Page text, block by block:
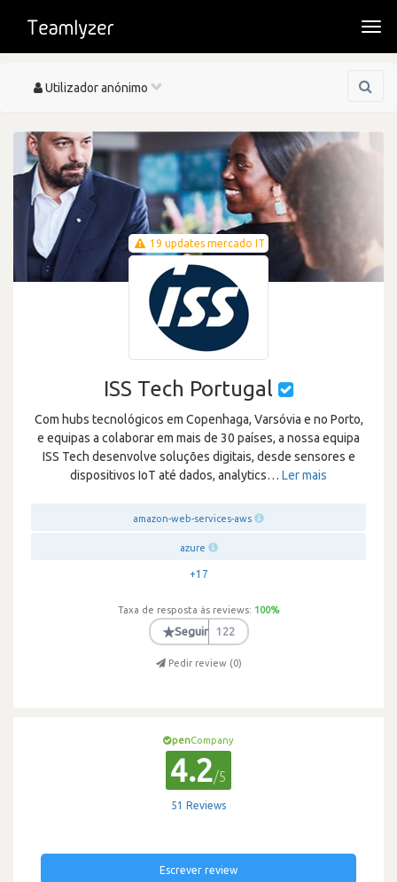
Toggle
Utilizador anónimo
19 updates mercado IT
ISS Tech Portugal
Com hubs tecnológicos em Copenhaga, Varsóvia e no Porto,
e equipas a colaborar em mais de 30 países, a nossa equipa
ISS Tech desenvolve soluções digitais, desde sensores e
dispositivos IoT até dados, analytics… Ler mais
amazon-web-services-aws
azure
+17
Taxa de resposta às reviews: 100%
★Seguir 122
Pedir review (0)
penCompany
4.2/5
51 Reviews
Escrever review